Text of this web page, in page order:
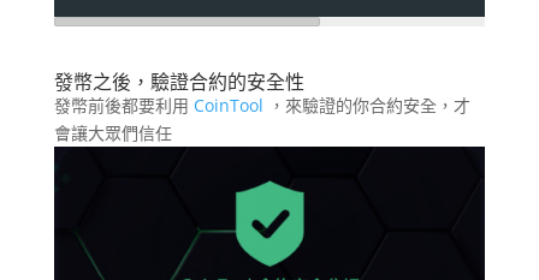
發幣之後，驗證合約的安全性
發幣前後都要利用 CoinTool ，來驗證的你合約安全，才
會讓大眾們信任